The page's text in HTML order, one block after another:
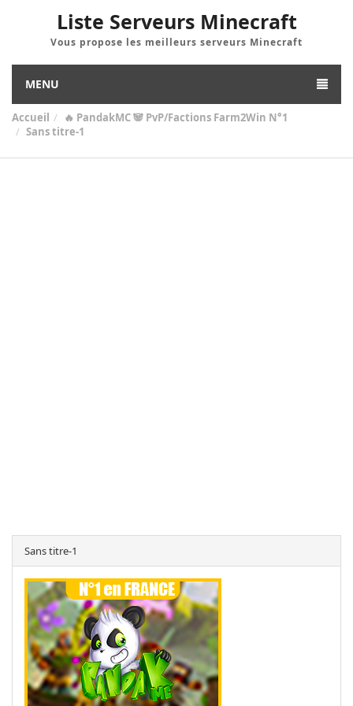
Liste Serveurs Minecraft
Vous propose les meilleurs serveurs Minecraft
MENU
Accueil
🔥 PandakMC 🐼 PvP/Factions Farm2Win N°1
Sans titre-1
Sans titre-1